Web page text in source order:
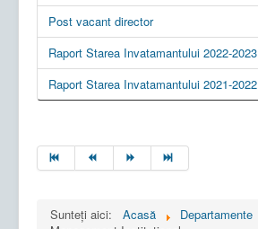
Post vacant director
Raport Starea Invatamantului 2022-2023
Raport Starea Invatamantului 2021-2022
Sunteți aici: Acasă
Departamente